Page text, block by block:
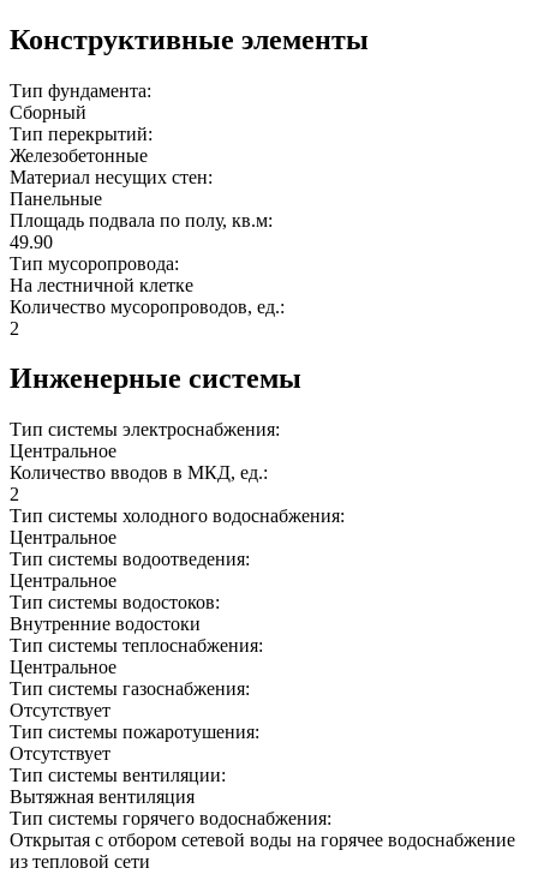
Конструктивные элементы
Тип фундамента:
Сборный
Тип перекрытий:
Железобетонные
Материал несущих стен:
Панельные
Площадь подвала по полу, кв.м:
49.90
Тип мусоропровода:
На лестничной клетке
Количество мусоропроводов, ед.:
2
Инженерные системы
Тип системы электроснабжения:
Центральное
Количество вводов в МКД, ед.:
2
Тип системы холодного водоснабжения:
Центральное
Тип системы водоотведения:
Центральное
Тип системы водостоков:
Внутренние водостоки
Тип системы теплоснабжения:
Центральное
Тип системы газоснабжения:
Отсутствует
Тип системы пожаротушения:
Отсутствует
Тип системы вентиляции:
Вытяжная вентиляция
Тип системы горячего водоснабжения:
Открытая с отбором сетевой воды на горячее водоснабжение
из тепловой сети